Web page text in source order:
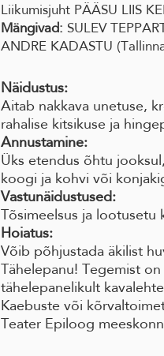
Liikumisjuht PÄÄSU LIIS
Mängivad: SULEV
ANDRE KADASTU
Näidustus:
Aitab nakkava unetuse,
rahalise kitsikuse ja
Annustamine:
Üks etendus õhtu
koogi ja kohvi või
Vastunäidustused:
Tõsimeelsus ja lootusetu
Hoiatus:
Võib põhjustada äkilist
Tähelepanu! Tegemist
tähelepanelikult
Kaebuste või
Teater Epiloog